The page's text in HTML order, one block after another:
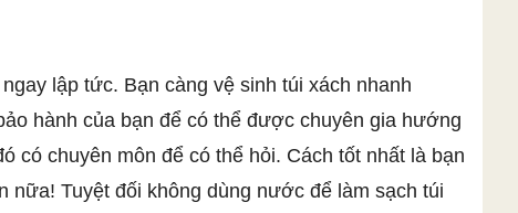
lập tức. Bạn càng vệ sinh túi xách nhanh
hành của bạn để có thể được chuyên gia hướng
có chuyên môn để có thể hỏi. Cách tốt nhất là bạn
Tuyệt đối không dùng nước để làm sạch túi